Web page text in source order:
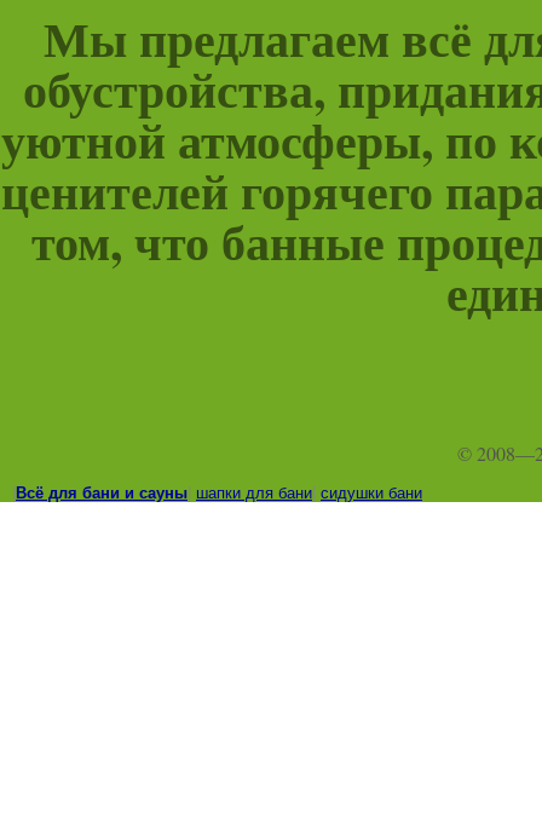
Мы предлагаем всё
обустройства,
уютной атмосферы, по
ценителей горячего
том, что банные
©
Всё для бани и сауны шапки для бани сидушки бани